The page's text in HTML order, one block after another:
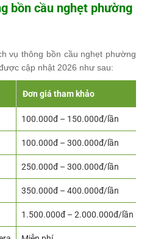
bồn cầu nghẹt phường
vụ thông bồn cầu nghẹt phường
cập nhật 2026 như sau:
Đơn giá tham khảo
100.000đ – 150.000đ/lần
100.000đ – 300.000đ/lần
250.000đ – 300.000đ/lần
350.000đ – 400.000đ/lần
1.500.000đ – 2.000.000đ/lần